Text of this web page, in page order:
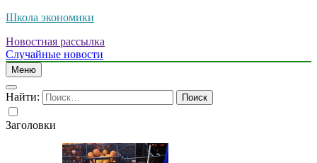
Школа экономики
Новостная рассылка
Случайные новости
Меню
Найти:
Заголовки